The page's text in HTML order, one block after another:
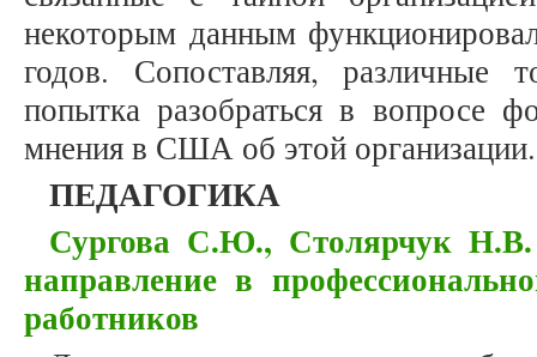
некоторым данным
годов. Сопоставляя, различные
попытка разобраться в вопросе
мнения в США об этой организации.
ПЕДАГОГИКА
Сургова С.Ю., Столярчук Н.В.
направление в
работников